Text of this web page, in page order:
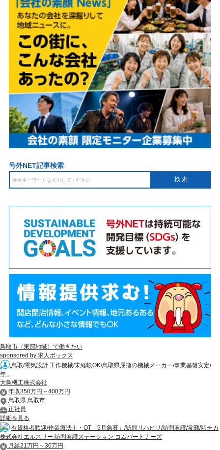
号外NET記事検索
鳥取市（東部地域）で働きたい
sponsored by 求人ボックス
鳥取/電気設計 工作機械/未経験OK/鳥取県屈指の機械メーカー/事業基盤安定/
年...
大鳥機工株式会社
年収350万円～400万円
鳥取県 鳥取市
正社員
詳細を見る
有資格者歓迎/作業療法士・OT「9月急募」/訪問リハビリ/訪問看護/常勤/駅チカ
株式会社エルスリー 訪問看護ステーション コムパートナーズ
月給21万円～30万円